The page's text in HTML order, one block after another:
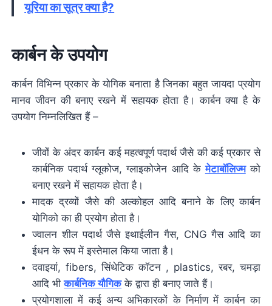
यूरिया का सूत्र क्या है?
कार्बन के उपयोग
कार्बन विभिन्न प्रकार के योगिक बनाता है जिनका बहुत जायदा प्रयोग
मानव जीवन की बनाए रखने में सहायक होता है। कार्बन क्या है के
उपयोग निम्नलिखित हैं –
जीवों के अंदर कार्बन कई महत्वपूर्ण पदार्थ जैसे की कई प्रकार से
कार्बनिक पदार्थ ग्लूकोज, ग्लाइकोजेन आदि केमेटाबॉलिज्मको
बनाए रखने में सहायक होता है।
मादक द्रव्यों जैसे की अल्कोहल आदि बनाने के लिए कार्बन
योगिको का ही प्रयोग होता है।
ज्वालन शील पदार्थ जैसे इथाईलीन गैस, CNG गैस आदि का
ईधन के रूप में इस्तेमाल किया जाता है।
दवाइयां, fibers, सिंथेटिक कॉटन , plastics, रबर, चमड़ा
आदि भीकार्बनिक यौगिकके द्वारा ही बनाए जाते हैं।
प्रयोगशाला में कई अन्य अभिकारकों के निर्माण में कार्बन का